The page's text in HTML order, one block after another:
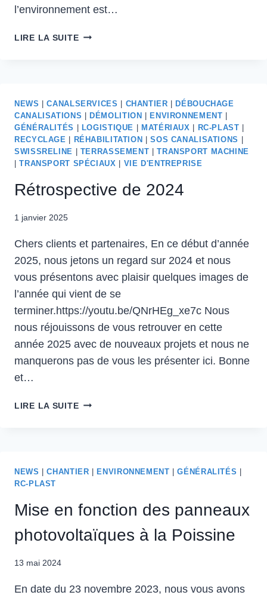
l’environnement est…
LIRE LA SUITE JOURNÉE
NEWS |CANALSERVICES CHANTIER
DÉBOUCHAGE
CANALISATIONS
DÉMOLITION ENVIRONNEMENT
GÉNÉRALITÉS
LOGISTIQUE MATÉRIAUX RC-PLAST
RECYCLAGE
RÉHABILITATION |SOS CANALISATIONS
SWISSRELINE
TERRASSEMENT |TRANSPORT MACHINE
|TRANSPORT SPÉCIAUX VIE D'ENTREPRISE
Rétrospective de 2024
1 janvier 2025
Chers clients et partenaires, En ce début d’année
2025, nous jetons un regard sur 2024 et nous
vous présentons avec plaisir quelques images de
l’année qui vient de se
terminer.https://youtu.be/QNrHEg_xe7c Nous
nous réjouissons de vous retrouver en cette
année 2025 avec de nouveaux projets et nous ne
manquerons pas de vous les présenter ici. Bonne
et…
LIRE LA SUITE RÉTROSPECTIVE
NEWS |CHANTIER ENVIRONNEMENT |GÉNÉRALITÉS
RC-PLAST
Mise en fonction des panneaux
photovoltaïques à la Poissine
13 mai 2024
En date du 23 novembre 2023, nous vous avons